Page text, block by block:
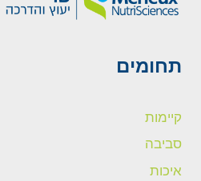
תחומים
קיימות
סביבה
איכות